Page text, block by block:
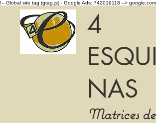
!-- Global site tag (gtag.js) - Google Ads: 742019118 -->
4
ESQUI
NAS
Matrices de